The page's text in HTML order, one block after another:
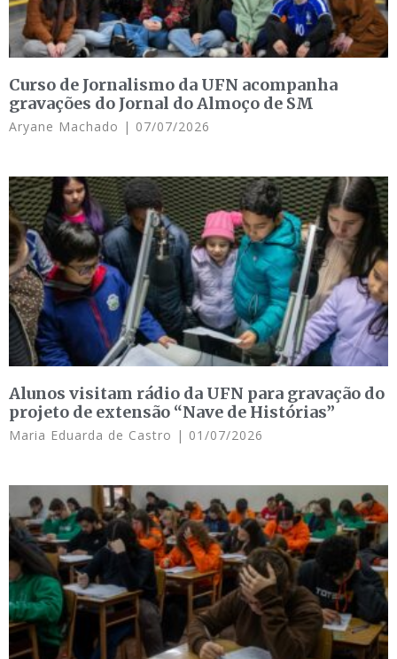
Curso de Jornalismo da UFN acompanha
gravações do Jornal do Almoço de SM
Aryane Machado 07/07/2026
Alunos visitam rádio da UFN para gravação do
projeto de extensão “Nave de Histórias”
Maria Eduarda de Castro 01/07/2026